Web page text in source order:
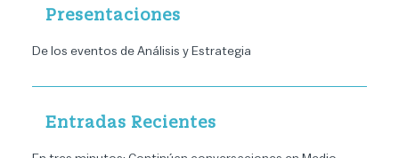
Presentaciones
De los eventos de Análisis y Estrategia
Entradas Recientes